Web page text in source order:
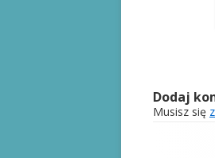
Dodaj
Musisz się